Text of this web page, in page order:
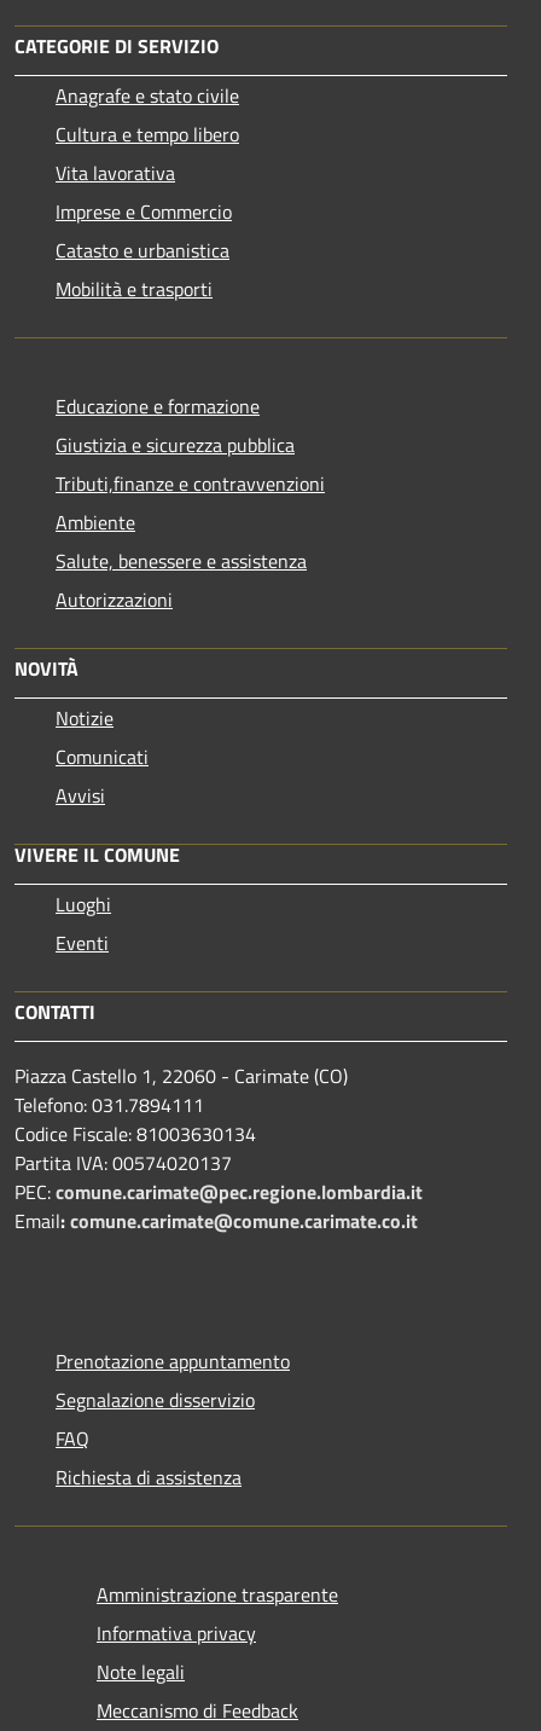
CATEGORIE DI SERVIZIO
Anagrafe e stato civile
Cultura e tempo libero
Vita lavorativa
Imprese e Commercio
Catasto e urbanistica
Mobilità e trasporti
Educazione e formazione
Giustizia e sicurezza pubblica
Tributi,finanze e contravvenzioni
Ambiente
Salute, benessere e assistenza
Autorizzazioni
NOVITÀ
Notizie
Comunicati
Avvisi
VIVERE IL COMUNE
Luoghi
Eventi
CONTATTI
Piazza Castello 1, 22060 - Carimate (CO)
Telefono: 031.7894111
Codice Fiscale: 81003630134
Partita IVA: 00574020137
PEC:comune.carimate@pec.regione.lombardia.it
Email:comune.carimate@comune.carimate.co.it
Prenotazione appuntamento
Segnalazione disservizio
FAQ
Richiesta di assistenza
Amministrazione trasparente
Informativa privacy
Note legali
Meccanismo di Feedback